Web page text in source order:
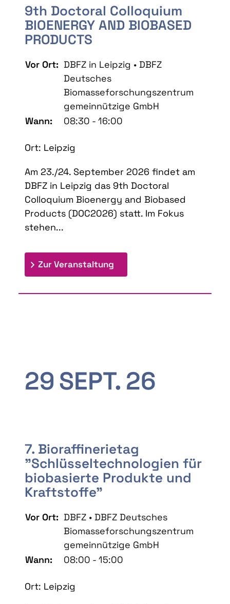
9th Doctoral Colloquium
BIOENERGY AND BIOBASED
PRODUCTS
Vor Ort: DBFZ in Leipzig • DBFZ
Deutsches
Biomasseforschungszentrum
gemeinnützige GmbH
Wann:
08:30 - 16:00
Ort: Leipzig
Am 23./24. September 2026 findet am
DBFZ in Leipzig das 9th Doctoral
Colloquium Bioenergy and Biobased
Products (DOC2026) statt. Im Fokus
stehen...
Zur Veranstaltung
29SEPT. 26
7. Bioraffinerietag
"Schlüsseltechnologien für
biobasierte Produkte und
Kraftstoffe"
Vor Ort: DBFZ • DBFZ Deutsches
Biomasseforschungszentrum
gemeinnützige GmbH
Wann:
08:00 - 15:00
Ort: Leipzig